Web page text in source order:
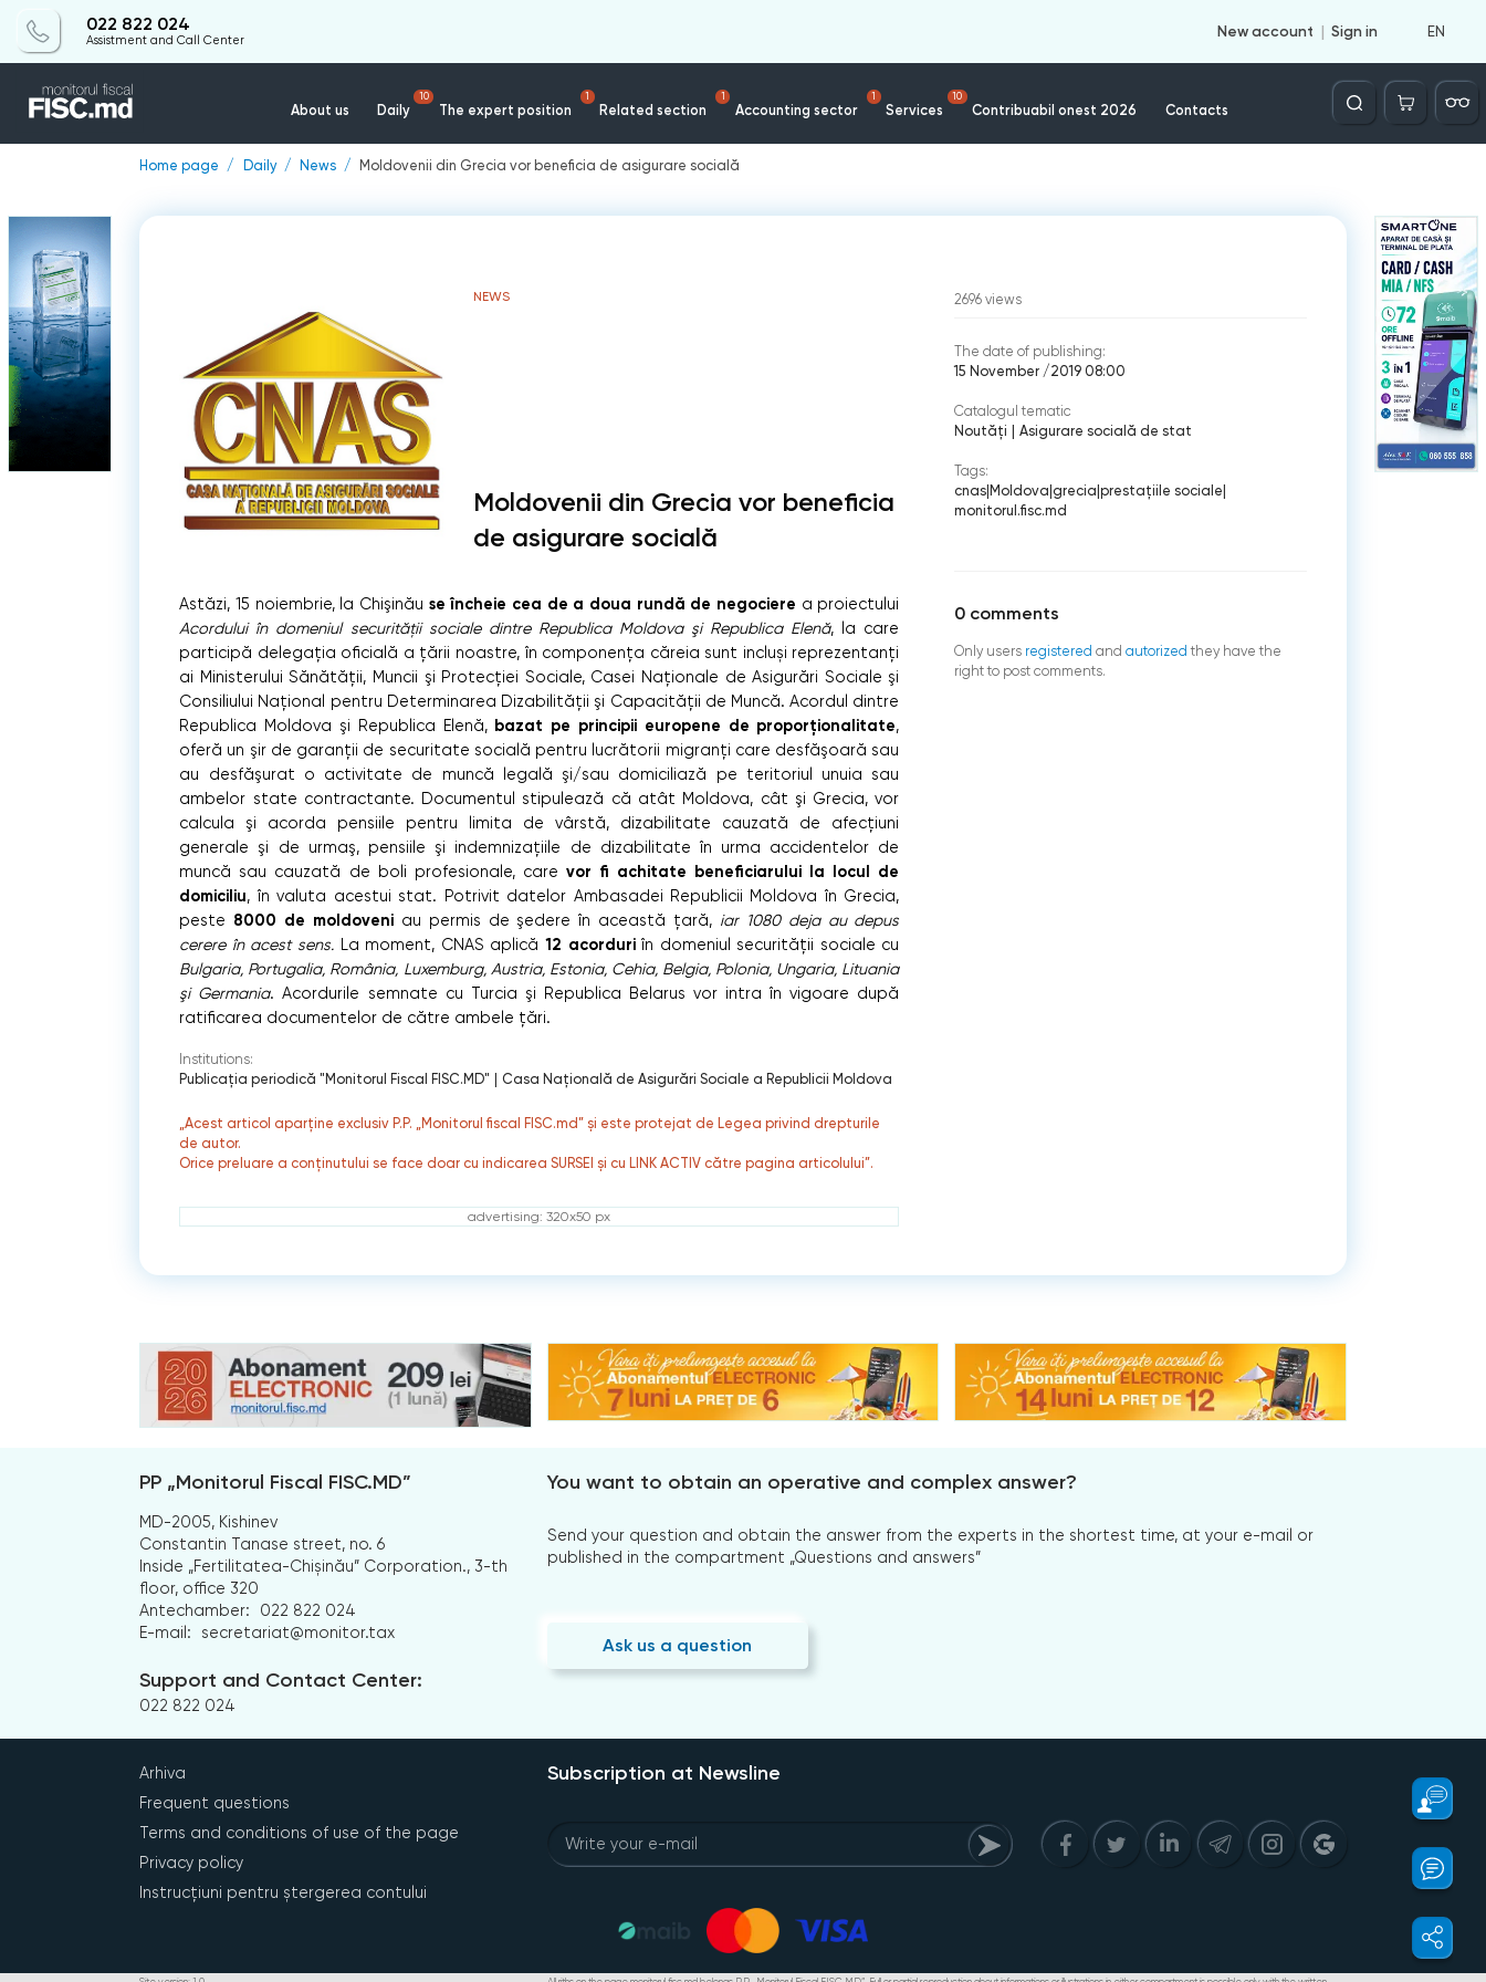
022 822 024
Assistment and Call Center
New account Sign in EN
About us Daily
10
The expert position
1
Related section
1
Accounting sector
1
Services
10
Contribuabil onest 2026 Contacts
Căutare
Home page Daily News Moldovenii din Grecia vor beneficia de asigurare socială
NEWS
Moldovenii din Grecia vor beneficia
de asigurare socială
Astăzi, 15 noiembrie, la Chişinău se încheie cea de a doua rundă de negociere a proiectului
Acordului în domeniul securităţii sociale dintre Republica Moldova şi Republica Elenă, la care
participă delegaţia oficială a ţării noastre, în componența căreia sunt incluși reprezentanţi
ai Ministerului Sănătăţii, Muncii şi Protecţiei Sociale, Casei Naţionale de Asigurări Sociale şi
Consiliului Naţional pentru Determinarea Dizabilităţii şi Capacităţii de Muncă. Acordul dintre
Republica Moldova şi Republica Elenă, bazat pe principii europene de proporţionalitate,
oferă un şir de garanţii de securitate socială pentru lucrătorii migranţi care desfăşoară sau
au desfăşurat o activitate de muncă legală şi/sau domiciliază pe teritoriul unuia sau
ambelor state contractante. Documentul stipulează că atât Moldova, cât şi Grecia, vor
calcula şi acorda pensiile pentru limita de vârstă, dizabilitate cauzată de afecţiuni
generale şi de urmaş, pensiile şi indemnizaţiile de dizabilitate în urma accidentelor de
muncă sau cauzată de boli profesionale, care vor fi achitate beneficiarului la locul de
domiciliu, în valuta acestui stat. Potrivit datelor Ambasadei Republicii Moldova în Grecia,
peste 8000 de moldoveniau permis de şedere în această ţară, iar 1080 deja au depus
cerere în acest sens. La moment, CNAS aplică 12 acorduriîn domeniul securităţii sociale cu
Bulgaria, Portugalia, România, Luxemburg, Austria, Estonia, Cehia, Belgia, Polonia, Ungaria, Lituania
şi Germania. Acordurile semnate cu Turcia şi Republica Belarus vor intra în vigoare după
ratificarea documentelor de către ambele ţări.
Institutions:
Publicaţia periodică "Monitorul Fiscal FISC.MD"
Casa Națională de Asigurări Sociale a Republicii Moldova
„Acest articol aparține exclusiv P.P. „Monitorul fiscal FISC.md” și este protejat de Legea privind drepturile
de autor.
Orice preluare a conținutului se face doar cu indicarea SURSEI și cu LINK ACTIV către pagina articolului”.
advertising: 320x50 px
2696 views
The date of publishing:
15 November /2019 08:00
Catalogul tematic
Noutăți
Asigurare socială de stat
Tags:
cnas| Moldova grecia prestaţiile sociale
monitorul.fisc.md
0 comments
Only users registered and autorized they have the
right to post comments.
PP „Monitorul Fiscal FISC.MD”
MD-2005, Kishinev
Constantin Tanase street, no. 6
Inside „Fertilitatea-Chișinău” Corporation., 3-th
floor, office 320
Antechamber:
022 822 024
E-mail:
secretariat@monitor.tax
Support and Contact Center:
022 822 024
You want to obtain an operative and complex answer?
Send your question and obtain the answer from the experts in the shortest time, at your e-mail or
published in the compartment „Questions and answers”
Ask us a question
Arhiva
Frequent questions
Terms and conditions of use of the page
Privacy policy
Instrucțiuni pentru ștergerea contului
Subscription at Newsline